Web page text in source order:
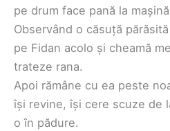
pe drum face pană la
Observând o căsuță
pe Fidan acolo și cheamă
trateze rana.
Apoi rămâne cu ea peste
își revine, își cere scuze de
o în pădure.